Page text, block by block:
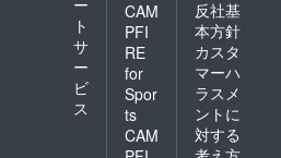
ー
ト
サ
ー
ビ
ス
CAM
PFI
RE
for
Spor
ts
CAM
反社基
本方針
カスタ
マーハ
ラスメ
ントに
対する